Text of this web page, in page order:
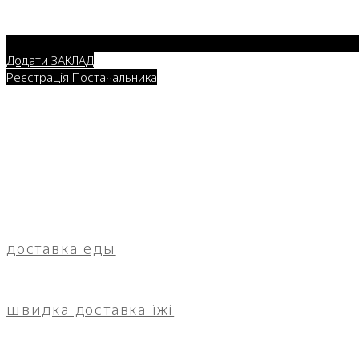
Додати ЗАКЛАД
Реєстрація Постачальника
доставка еды
швидка доставка їжі